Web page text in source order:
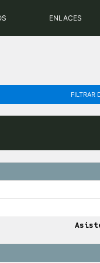
ENLACES
FILTRAR